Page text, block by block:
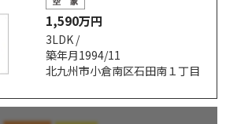
1,590万円
3LDK /
築年月1994/11
北九州市小倉南区石田南１丁目